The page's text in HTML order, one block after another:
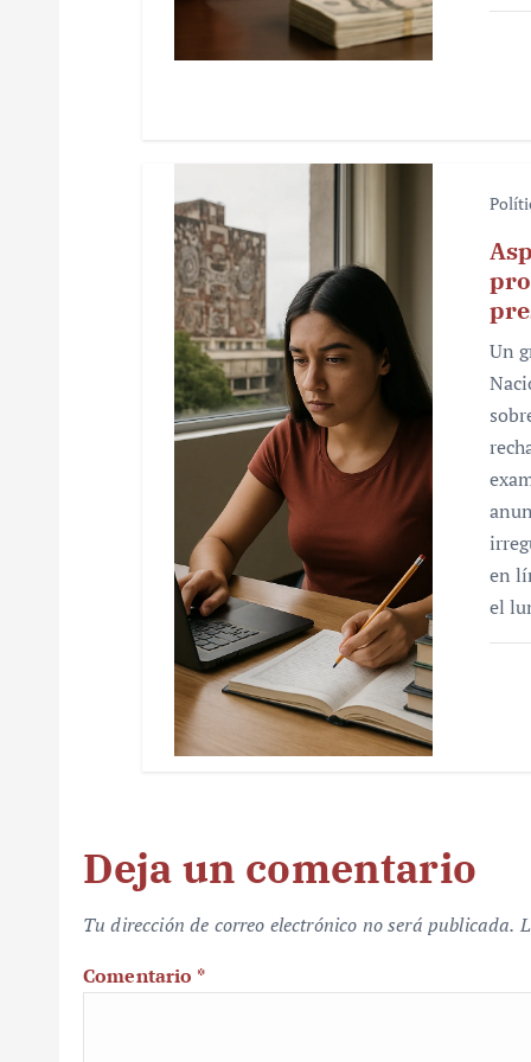
Un
en
el
Deja un comentario
Tu dirección de correo electrónico no será publicada.
Comentario *